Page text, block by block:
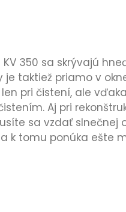
350 sa skrývajú
taktiež priamo v
pri čistení, ale vďaka
Aj pri
sa vzdať slnečnej
tomu ponúka ešte